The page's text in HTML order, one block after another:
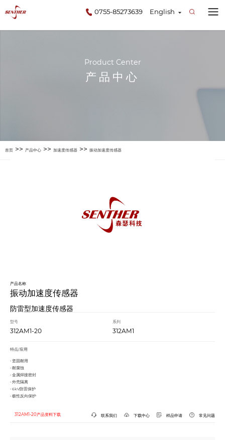
English
0755-85273639
Product Center
产品中心
首页 >> 产品中心 >> 加速度传感器 >> 振动加速度传感器
产品名称
振动加速度传感器
防雷型加速度传感器
型号
312AM1-20
系列
312AM1
特点/应用
• 坚固耐用
• 耐腐蚀
• 金属焊接密封
• 外壳隔离
• 6kV防雷保护
• 极性反向保护
312AM1-20产品资料下载 联系我们 下载中心 样品申请 常见问题